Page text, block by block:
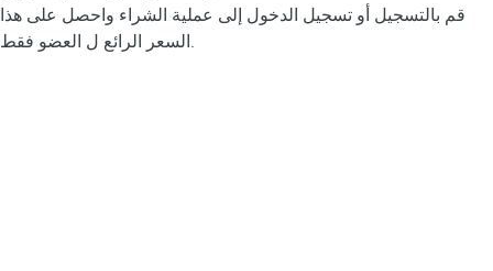
قم بالتسجيل أو تسجيل الدخول إلى عملية الشراء واحصل على هذا
السعر الرائع ل العضو فقط.